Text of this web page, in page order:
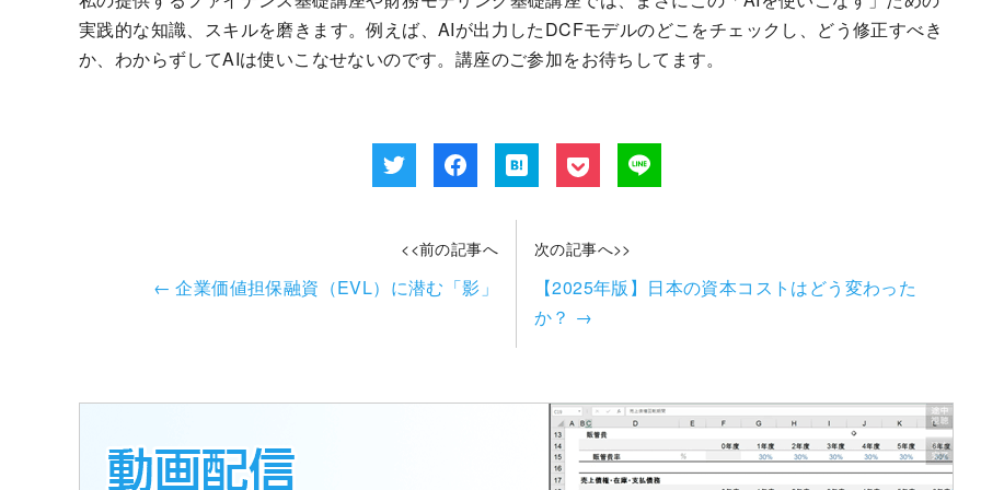
実践的な知識、スキルを磨きます。例えば、AIが出力したDCFモデルのどこをチェックし、どう修正すべき
か、わからずしてAIは使いこなせないのです。講座のご参加をお待ちしてます。
<<前の記事へ
← 企業価値担保融資（EVL）に潜む「影」
次の記事へ>>
【2025年版】日本の資本コストはどう変わった
か？ →